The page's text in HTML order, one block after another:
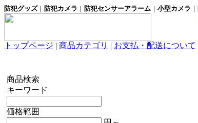
防犯グッズ｜ 防犯カメラ ｜ 防犯センサーアラーム ｜ 小型カメラ ｜
トップページ | 商品カテゴリ | お支払・配送について
商品検索
キーワード
価格範囲